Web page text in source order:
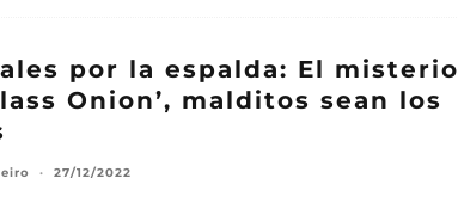
por la espalda: El misterio
Onion’, malditos sean los
· 27/12/2022